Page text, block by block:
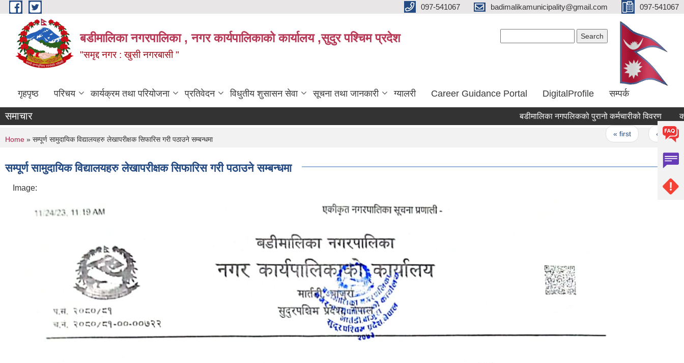
Skip to main content 097-541067 badimalikamunicipality@gmail.com 097-541067
बडीमालिका नगरपालिका , नगर कार्यपालिकाको कार्यालय ,सुदुर पश्चिम प्रदेश
"समृद्द नगर : खुसी नगरबासी "
गृहपृष्ठ परिचय कार्यक्रम तथा परियोजना प्रतिवेदन विधुतीय शुसासन सेवा सूचना तथा जानकारी ग्यालरी Career Guidance Portal DigitalProfile सम्पर्क
समाचार बडीमालिका नगपलिकको पुरानो कर्मचारीको विवरण
‹ previous
You are here
Home » सम्पूर्ण सामुदायिक विद्यालयहरु लेखापरीक्षक सिफारिस गरी पठाउने सम्बन्धमा
सम्पूर्ण सामुदायिक विद्यालयहरु लेखापरीक्षक सिफारिस गरी पठाउने सम्बन्धमा
Image: